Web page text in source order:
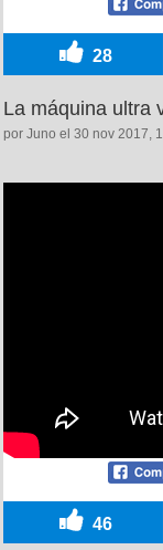
28
La máquina ultra
por Juno el 30 nov 2017,
46